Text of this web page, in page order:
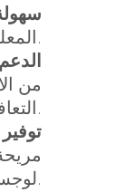
المعلومات الطبية مفهومة بدقة.
من
التعافي.
لوجستية.